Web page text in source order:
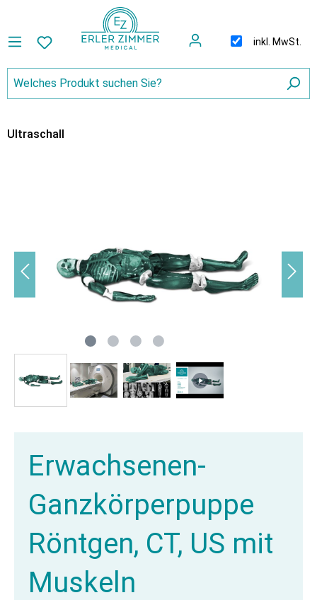
inkl. MwSt.
Ultraschall
Erwachsenen-
Ganzkörperpuppe
Röntgen, CT, US mit
Muskeln